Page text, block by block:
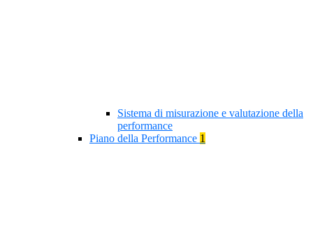
Sistema di misurazione e valutazione della
performance
Piano della Performance 1